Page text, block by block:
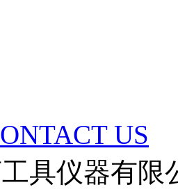
US
具仪器有限